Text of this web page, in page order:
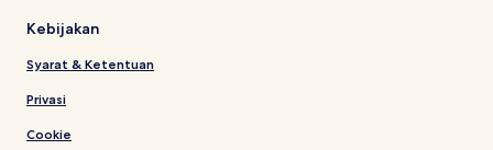
Kebijakan
Syarat & Ketentuan
Privasi
Cookie